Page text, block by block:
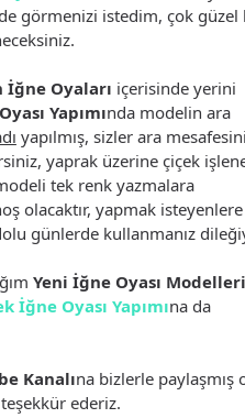
görmenizi istedim, çok
İğne Oyaları içerisinde yerini
Yapımında modelin ara
yapılmış, sizler ara mesafesini
yaprak üzerine çiçek
tek renk yazmalara
olacaktır, yapmak isteyenlere
günlerde kullanmanız
Yeni İğne Oyası Modelleri
İğne Oyası Yapımına da
Kanalına bizlerle paylaşmış
ederiz.